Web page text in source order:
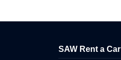
SAW Rent a Car